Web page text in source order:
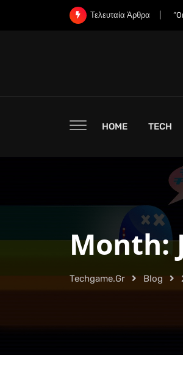
Τελευταία Άρθρα
HOME TECH
Month:
Techgame.gr Blog